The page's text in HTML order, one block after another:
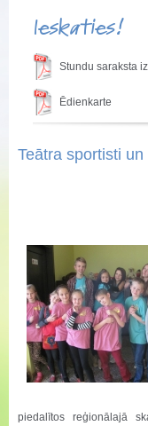
Ieskaties!
Stundu saraksta
Ēdienkarte
Teātra sportisti
piedalītos reģionālajā